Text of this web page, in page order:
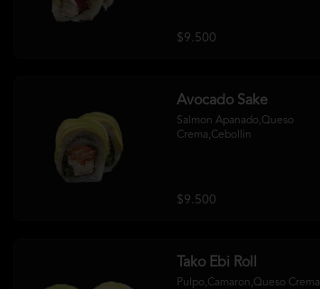
$9.500
Avocado Sake
Salmon Apanado,Queso
Crema,Cebollin
$9.500
Tako Ebi Roll
Pulpo,Camaron,Queso Crema